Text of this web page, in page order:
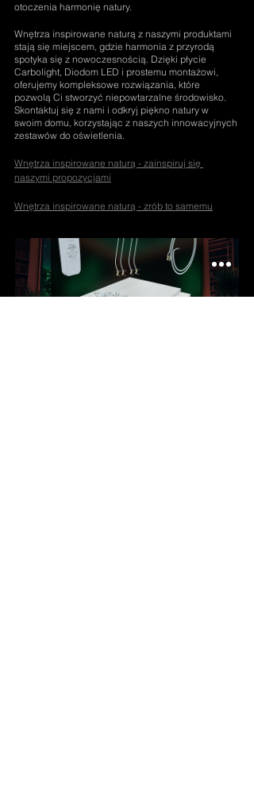
otoczenia harmonię natury.
Wnętrza inspirowane naturą z naszymi produktami
stają się miejscem, gdzie harmonia z przyrodą
spotyka się z nowoczesnością. Dzięki płycie
Carbolight, Diodom LED i prostemu montażowi,
oferujemy kompleksowe rozwiązania, które
pozwolą Ci stworzyć niepowtarzalne środowisko.
Skontaktuj się z nami i odkryj piękno natury w
swoim domu, korzystając z naszych innowacyjnych
zestawów do oświetlenia.
Wnętrza inspirowane naturą - zainspiruj się
naszymi propozycjami
Wnętrza inspirowane naturą - zrób to samemu